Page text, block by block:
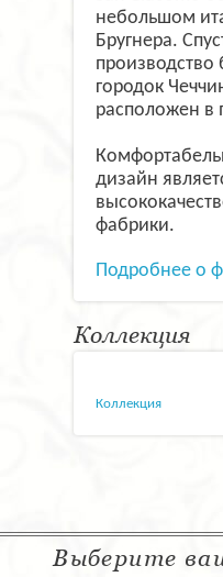
небольшом
Бругнера.
городок
расположен в
дизайн
фабрики.
Подробнее о
Коллекция
Коллекция
Выберите